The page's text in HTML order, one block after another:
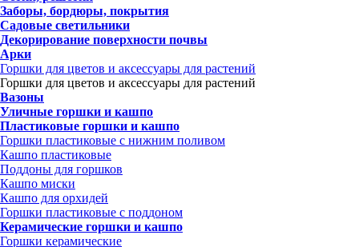
Заборы, бордюры, покрытия
Садовые светильники
Декорирование поверхности почвы
Арки
Горшки для цветов и аксессуары для растений
Горшки для цветов и аксессуары для растений
Вазоны
Уличные горшки и кашпо
Пластиковые горшки и кашпо
Горшки пластиковые с нижним поливом
Кашпо пластиковые
Поддоны для горшков
Кашпо миски
Кашпо для орхидей
Горшки пластиковые с поддоном
Керамические горшки и кашпо
Горшки керамические